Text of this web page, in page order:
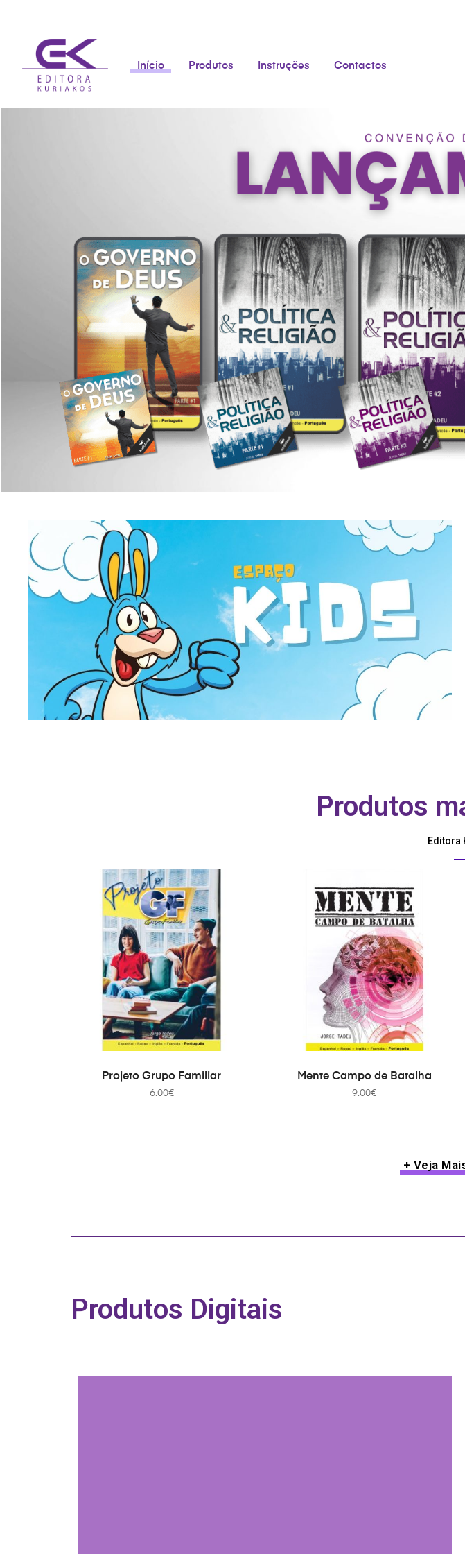
Início Produtos Instruções Contactos
Produtos
Editora
ADICIONAR
Projeto Grupo Familiar
6.00€
ADICIONAR
Mente Campo de Batalha
9.00€
+ Veja
Produtos Digitais